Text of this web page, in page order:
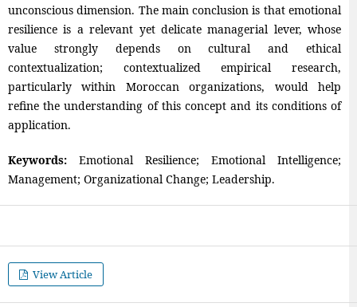
unconscious dimension. The main conclusion is that emotional
resilience is a relevant yet delicate managerial lever, whose
value strongly depends on cultural and ethical
contextualization; contextualized empirical research,
particularly within Moroccan organizations, would help
refine the understanding of this concept and its conditions of
application.
Keywords: Emotional Resilience; Emotional Intelligence;
Management; Organizational Change; Leadership.
View Article